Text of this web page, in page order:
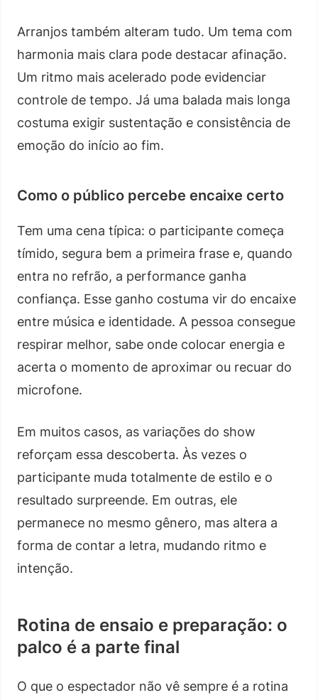
Arranjos também alteram tudo. Um tema com
harmonia mais clara pode destacar afinação.
Um ritmo mais acelerado pode evidenciar
controle de tempo. Já uma balada mais longa
costuma exigir sustentação e consistência de
emoção do início ao fim.
Como o público percebe encaixe certo
Tem uma cena típica: o participante começa
tímido, segura bem a primeira frase e, quando
entra no refrão, a performance ganha
confiança. Esse ganho costuma vir do encaixe
entre música e identidade. A pessoa consegue
respirar melhor, sabe onde colocar energia e
acerta o momento de aproximar ou recuar do
microfone.
Em muitos casos, as variações do show
reforçam essa descoberta. Às vezes o
participante muda totalmente de estilo e o
resultado surpreende. Em outras, ele
permanece no mesmo gênero, mas altera a
forma de contar a letra, mudando ritmo e
intenção.
Rotina de ensaio e preparação: o
palco é a parte final
O que o espectador não vê sempre é a rotina